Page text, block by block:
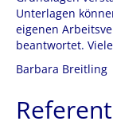
Unterlagen
eigenen
beantwortet.
Barbara Breitling